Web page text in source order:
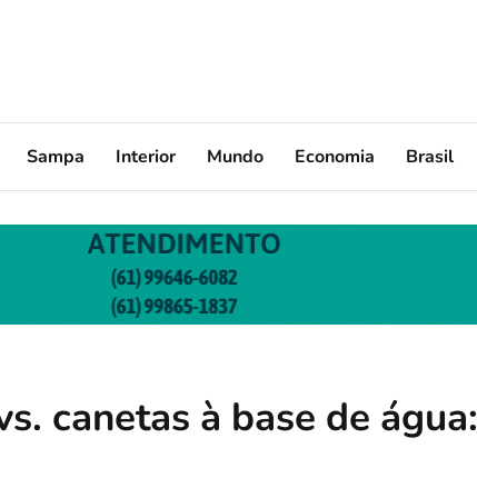
Sampa Interior Mundo Economia Brasil
canetas à base de água: